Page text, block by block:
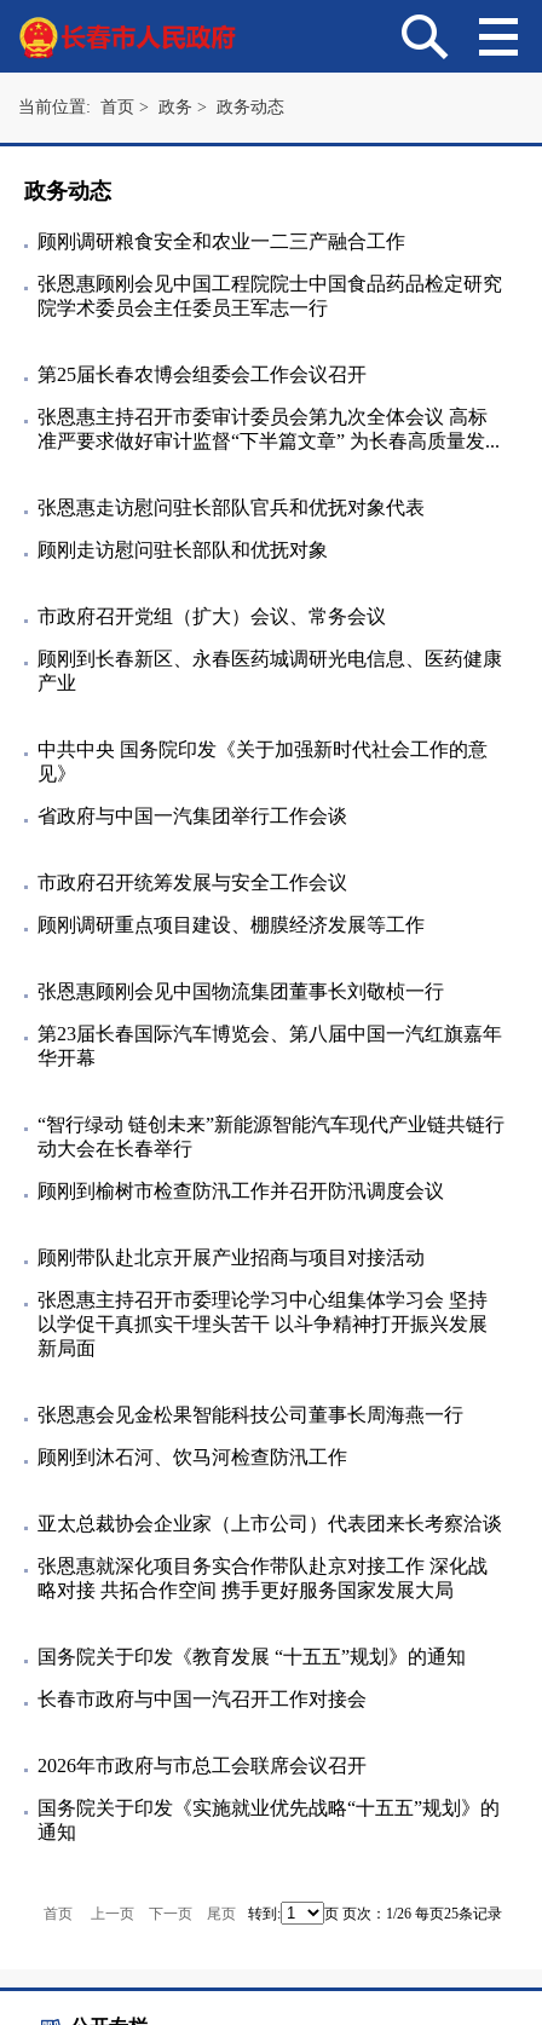
当前位置: 首页 > 政务 > 政务动态
政务动态
顾刚调研粮食安全和农业一二三产融合工作
张恩惠顾刚会见中国工程院院士中国食品药品检定研究
院学术委员会主任委员王军志一行
第25届长春农博会组委会工作会议召开
张恩惠主持召开市委审计委员会第九次全体会议 高标
准严要求做好审计监督“下半篇文章” 为长春高质量发...
张恩惠走访慰问驻长部队官兵和优抚对象代表
顾刚走访慰问驻长部队和优抚对象
市政府召开党组（扩大）会议、常务会议
顾刚到长春新区、永春医药城调研光电信息、医药健康
产业
中共中央 国务院印发《关于加强新时代社会工作的意
见》
省政府与中国一汽集团举行工作会谈
市政府召开统筹发展与安全工作会议
顾刚调研重点项目建设、棚膜经济发展等工作
张恩惠顾刚会见中国物流集团董事长刘敬桢一行
第23届长春国际汽车博览会、第八届中国一汽红旗嘉年
华开幕
“智行绿动 链创未来”新能源智能汽车现代产业链共链行
动大会在长春举行
顾刚到榆树市检查防汛工作并召开防汛调度会议
顾刚带队赴北京开展产业招商与项目对接活动
张恩惠主持召开市委理论学习中心组集体学习会 坚持
以学促干真抓实干埋头苦干 以斗争精神打开振兴发展
新局面
张恩惠会见金松果智能科技公司董事长周海燕一行
顾刚到沐石河、饮马河检查防汛工作
亚太总裁协会企业家（上市公司）代表团来长考察洽谈
张恩惠就深化项目务实合作带队赴京对接工作 深化战
略对接 共拓合作空间 携手更好服务国家发展大局
国务院关于印发《教育发展 “十五五”规划》的通知
长春市政府与中国一汽召开工作对接会
2026年市政府与市总工会联席会议召开
国务院关于印发《实施就业优先战略“十五五”规划》的
通知
首页 上一页 下一页 尾页 转到: 页 页次：1/26 每页25条记录